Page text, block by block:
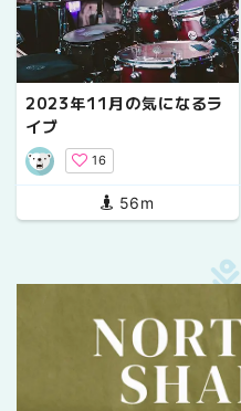
2023年11月の気になるラ
イブ
16
56m